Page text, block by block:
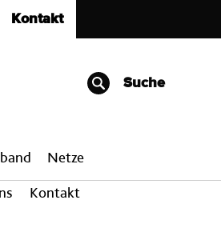
Kontakt
Suche
Kontakt
Netze